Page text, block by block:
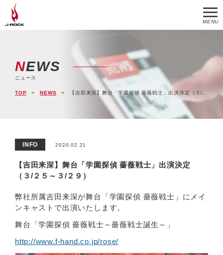
MENU
NEWS
ニュース
TOP NEWS 【吉田来深】舞台「学園探偵 薔薇戦士」出演決定（３/２５～３/２９）
INFO 2020.02.21
【吉田来深】舞台「学園探偵 薔薇戦士」出演決定
（３/２５～３/２９）
弊社所属吉田来深が舞台「学園探偵 薔薇戦士」にメイ
ンキャストで出演いたします。
舞台「学園探偵 薔薇戦士～薔薇戦士誕生～」
http://www.f-hand.co.jp/rose/